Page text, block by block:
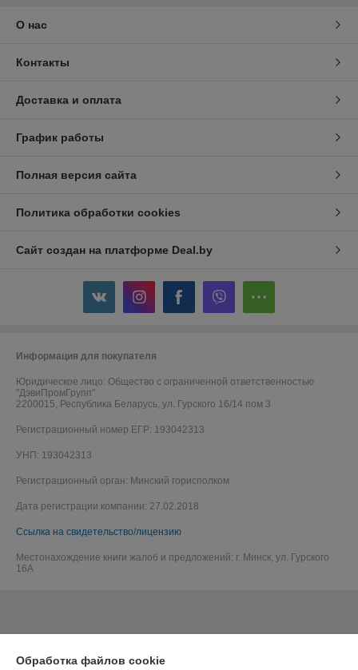
О нас
Контакты
Доставка и оплата
График работы
Полная версия сайта
Политика обработки cookies
Сайт создан на платформе Deal.by
Информация для покупателя
Юридическое лицо: Общество с ограниченной ответственностью
"ДэвиПромГрупп"
2200015, Республика Беларусь, ул. Гурского 16/14 пом 3
Регистрационный номер ЕГР: 193042313
УНП: 193042313
Регистрационный орган: Минский горисполком
Дата регистрации компании: 27.02.2018
Ссылка на свидетельство/лицензию
Местонахождение книги жалоб и предложений: г. Минск, ул. Гурского
16А
Обработка файлов cookie